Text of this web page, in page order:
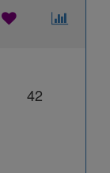
42